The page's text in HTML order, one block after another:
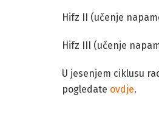
Hifz II (učenje
Hifz III (učenje
U jesenjem ciklusu
pogledate ovdje.